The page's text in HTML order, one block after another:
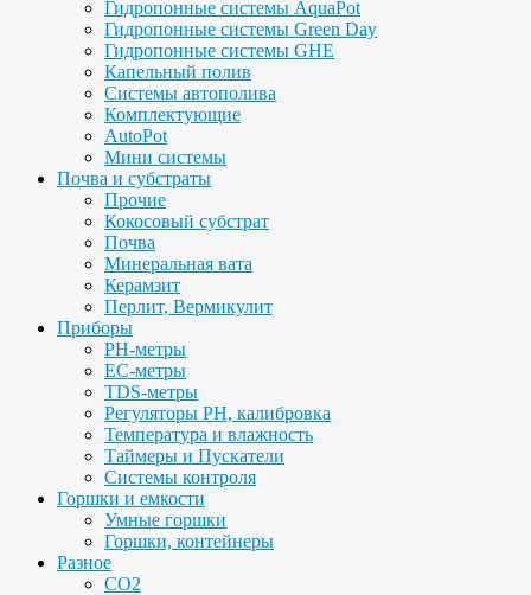
Гидропонные системы AquaPot
Гидропонные системы Green Day
Гидропонные системы GHE
Капельный полив
Системы автополива
Комплектующие
AutoPot
Мини системы
Почва и субстраты
Прочие
Кокосовый субстрат
Почва
Минеральная вата
Керамзит
Перлит, Вермикулит
Приборы
PH-метры
EC-метры
TDS-метры
Регуляторы PH, калибровка
Температура и влажность
Таймеры и Пускатели
Системы контроля
Горшки и емкости
Умные горшки
Горшки, контейнеры
Разное
CO2